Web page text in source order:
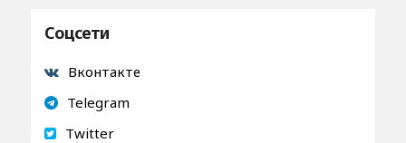
Соцсети
Вконтакте
Telegram
Twitter